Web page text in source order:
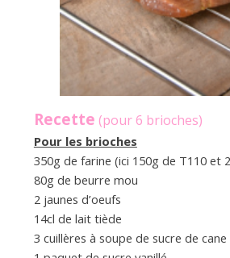
Recette (pour 6 brioches)
Pour les brioches
350g de farine (ici 150g de T110 et
80g de beurre mou
2 jaunes d’oeufs
14cl de lait tiède
3 cuillères à soupe de sucre de cane